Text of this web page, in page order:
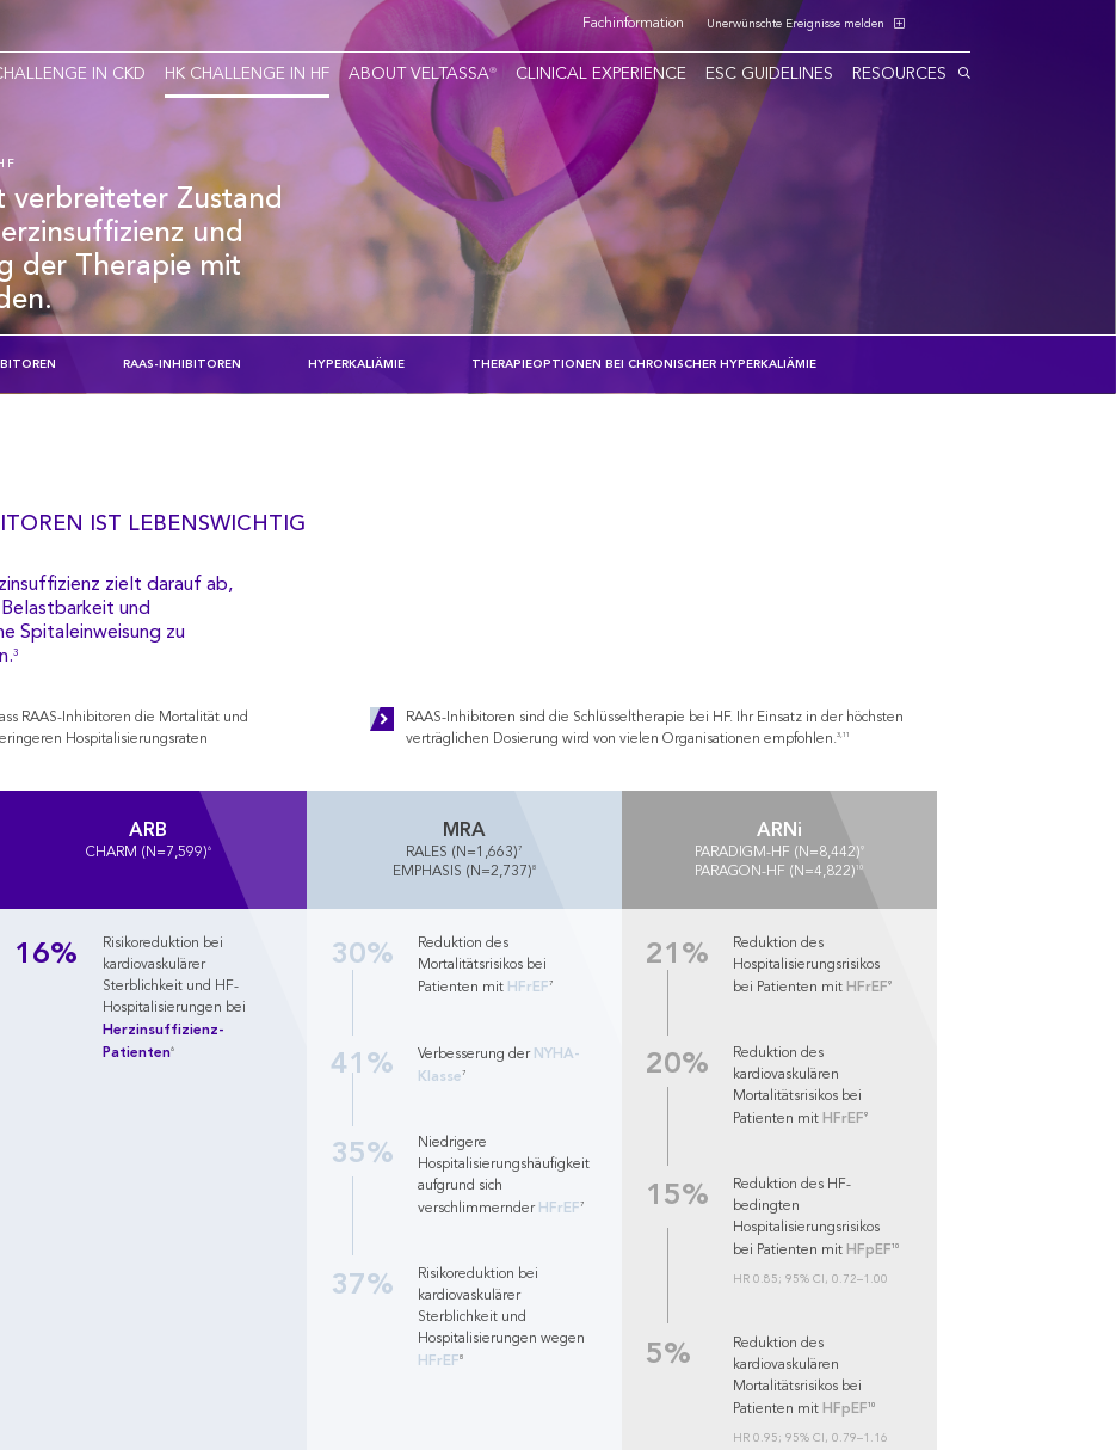
Fachinformation Unerwünschte Ereignisse melden
IN CKD HK CHALLENGE IN HF ABOUT VELTASSA® CLINICAL EXPERIENCE ESC GUIDELINES RESOURCES
verbreiteter Zustand
und
der Therapie mit
RAAS-INHIBITOREN HYPERKALIÄMIE THERAPIEOPTIONEN BEI CHRONISCHER HYPERKALIÄMIE
IST LEBENSWICHTIG
zielt darauf ab,
und
Spitaleinweisung zu
3
RAAS-Inhibitoren die Mortalität und
Hospitalisierungsraten
RAAS-Inhibitoren sind die Schlüsseltherapie bei HF. Ihr Einsatz in der höchsten
verträglichen Dosierung wird von vielen Organisationen empfohlen.3,11
ARB
CHARM (N=7,599)6
16%
Risikoreduktion bei
kardiovaskulärer
Sterblichkeit und HF-
Hospitalisierungen bei
Herzinsuffizienz-
Patienten6
MRA
RALES (N=1,663) 7
EMPHASIS (N=2,737)8
30%
Reduktion des
Mortalitätsrisikos bei
Patienten mit HFrEF7
41% Verbesserung der NYHA-
Klasse7
35%
Niedrigere
Hospitalisierungshäufigkeit
aufgrund sich
verschlimmernder HFrEF7
37%
Risikoreduktion bei
kardiovaskulärer
Sterblichkeit und
Hospitalisierungen wegen
HFrEF8
ARNi
PARADIGM-HF (N=8,442)9
PARAGON-HF (N=4,822) 10
21%
Reduktion des
Hospitalisierungsrisikos
bei Patienten mit HFrEF9
20%
Reduktion des
kardiovaskulären
Mortalitätsrisikos bei
Patienten mit HFrEF9
15%
Reduktion des HF-
bedingten
Hospitalisierungsrisikos
bei Patienten mit HFpEF10
HR 0.85; 95% CI, 0.72–1.00
5%
Reduktion des
kardiovaskulären
Mortalitätsrisikos bei
Patienten mit HFpEF10
HR 0.95; 95% CI, 0.79–1.16